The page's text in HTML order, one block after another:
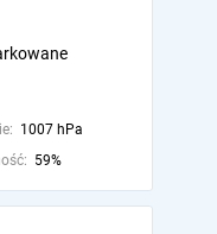
1007 hPa
59%